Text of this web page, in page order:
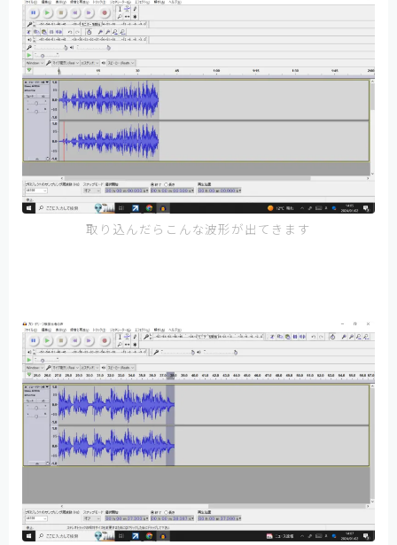
取り込んだらこんな波形が出てきます